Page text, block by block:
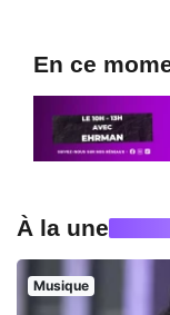
En ce
À la une
Musique